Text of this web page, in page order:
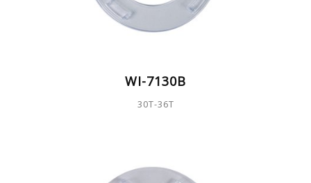
WI-7130B
30T-36T